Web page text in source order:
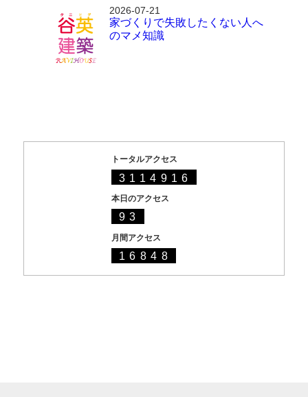
2026-07-21
家づくりで失敗したくない人へ
のマメ知識
トータルアクセス
3114916
本日のアクセス
93
月間アクセス
16848